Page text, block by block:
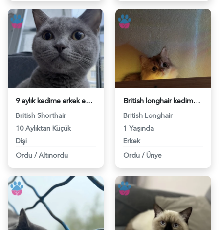
9 aylık kedime erkek eş arıyorum - 118980573
British Shorthair
10 Aylıktan Küçük
Dişi
Ordu / Altınordu
British longhair kedime dişi eş arıyorum - 118972327
British Longhair
1 Yaşında
Erkek
Ordu / Ünye